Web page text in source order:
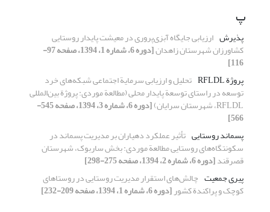
پ
پذیرش ارزیابی جایگاه آبزی‌پروری در معیشت پایدار روستایی
کشاورزان شهرستان زاهدان [دوره 6، شماره 1، 1394، صفحه 97-
116]
پروژة RFLDL
تحلیل و ارزیابی سرمایة اجتماعی شبکه‌های خرد
توسعه در راستای توسعة پایدار محلی (مطالعة موردی: پروژة بین‌المللی
RFLDL، شهرستان سرایان) [دوره 6، شماره 3، 1394، صفحه 545-
566]
پسماند روستایی تأثیر عملکرد دهیاران بر مدیریت پسماند در
سکونتگاه‌های روستایی مطالعة موردی: بخش ساربوک، شهرستان
قصرقند[دوره 6، شماره 2، 1394، صفحه 275-298]
پیری جمعیت چالش‌های استقرار مدیریت روستایی در روستاهای
کوچک و پراکندة کشور[دوره 6، شماره 1، 1394، صفحه 209-232]